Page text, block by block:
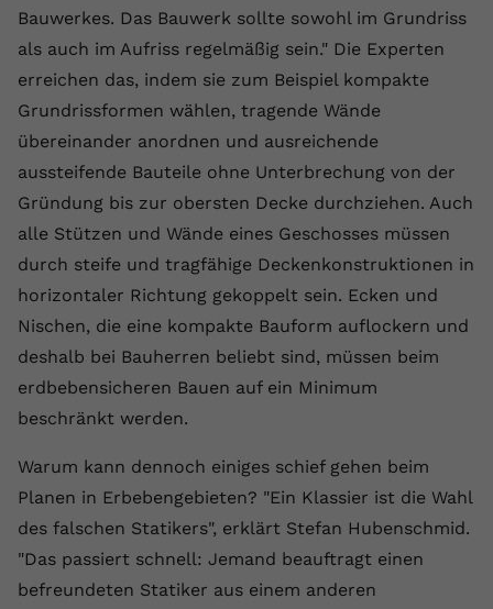
Bauwerkes. Das Bauwerk sollte sowohl im Grundriss
als auch im Aufriss regelmäßig sein." Die Experten
erreichen das, indem sie zum Beispiel kompakte
Grundrissformen wählen, tragende Wände
übereinander anordnen und ausreichende
aussteifende Bauteile ohne Unterbrechung von der
Gründung bis zur obersten Decke durchziehen. Auch
alle Stützen und Wände eines Geschosses müssen
durch steife und tragfähige Deckenkonstruktionen in
horizontaler Richtung gekoppelt sein. Ecken und
Nischen, die eine kompakte Bauform auflockern und
deshalb bei Bauherren beliebt sind, müssen beim
erdbebensicheren Bauen auf ein Minimum
beschränkt werden.
Warum kann dennoch einiges schief gehen beim
Planen in Erbebengebieten? "Ein Klassier ist die Wahl
des falschen Statikers", erklärt Stefan Hubenschmid.
"Das passiert schnell: Jemand beauftragt einen
befreundeten Statiker aus einem anderen
Zweck
Dieser von YouTube gesetzte Cookie
registriert eine eindeutige ID, um
Daten darüber zu speichern, welche
gesehen hat.
Anbieter Youtube.com
Laufzeit Session
YouTube setzt diesen Cookie, um die
Videopräferenzen des Nutzers zu
speichern, der eingebettete YouTube-